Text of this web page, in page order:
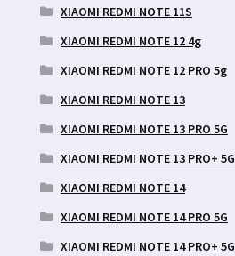
XIAOMI REDMI NOTE 11S
XIAOMI REDMI NOTE 12 4g
XIAOMI REDMI NOTE 12 PRO 5g
XIAOMI REDMI NOTE 13
XIAOMI REDMI NOTE 13 PRO 5G
XIAOMI REDMI NOTE 13 PRO+ 5G
XIAOMI REDMI NOTE 14
XIAOMI REDMI NOTE 14 PRO 5G
XIAOMI REDMI NOTE 14 PRO+ 5G